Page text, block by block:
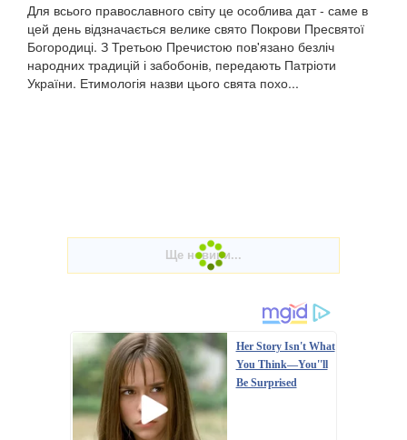
Для всього православного світу це особлива дат - саме в
цей день відзначається велике свято Покрови Пресвятої
Богородиці. З Третьою Пречистою пов'язано безліч
народних традицій і забобонів, передають Патріоти
України. Етимологія назви цього свята похо...
Her Story Isn't What
You Think—You''ll
Be Surprised